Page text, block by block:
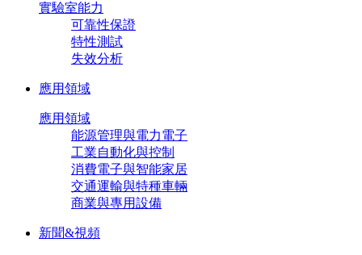
實驗室能力
可靠性保證
特性測試
失效分析
應用領域
應用領域
能源管理與電力電子
工業自動化與控制
消費電子與智能家居
交通運輸與特種車輛
商業與專用設備
新聞&視頻